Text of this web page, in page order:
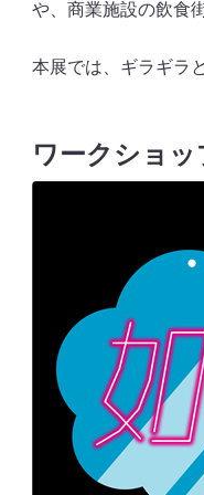
や、商業施設の飲食
本展では、ギラギラ
ワークショッ